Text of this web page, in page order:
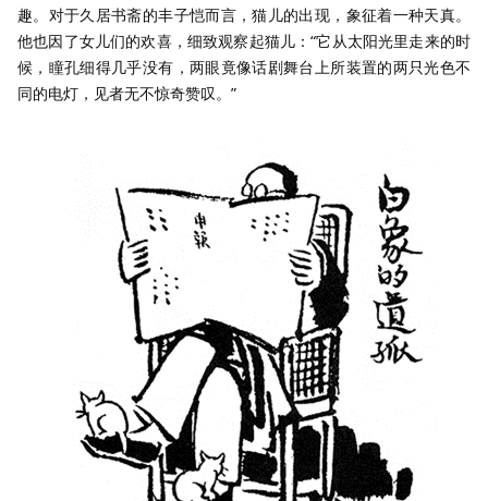
趣。对于久居书斋的丰子恺而言，猫儿的出现，象征着一种天真。
他也因了女儿们的欢喜，细致观察起猫儿：“它从太阳光里走来的时
候，瞳孔细得几乎没有，两眼竟像话剧舞台上所装置的两只光色不
同的电灯，见者无不惊奇赞叹。”